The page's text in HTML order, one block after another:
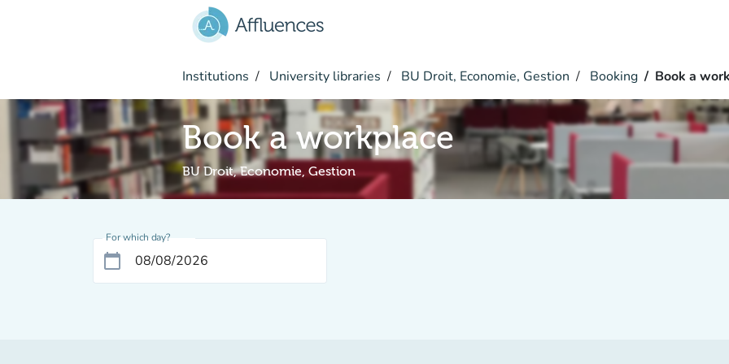
Institutions University libraries BU Droit, Economie, Gestion Booking Book a
Book a workplace
BU Droit, Economie, Gestion
For which day?
calendar_today